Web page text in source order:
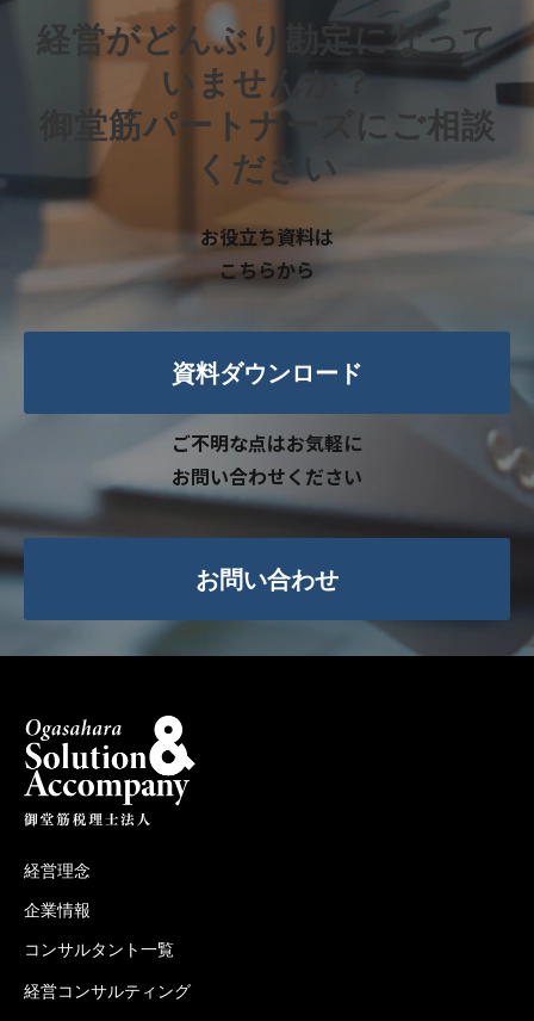
経営がどんぶり勘定になって
いませんか？
御堂筋パートナーズにご相談
ください
お役立ち資料は
こちらから
資料ダウンロード
ご不明な点はお気軽に
お問い合わせください
お問い合わせ
経営理念
企業情報
コンサルタント一覧
経営コンサルティング